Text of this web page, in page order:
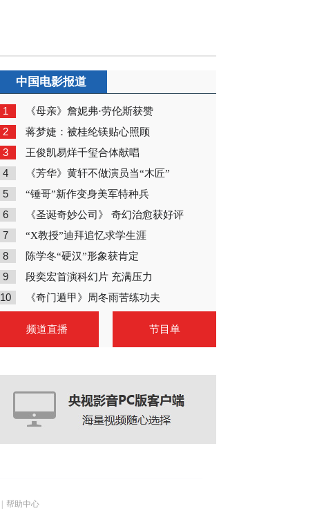
《领袖》 第28集 精彩看
点
2014-10-18 01:36:11
《领袖》 第29集 精彩看
点
2014-10-19 00:33:21
《领袖》 第31集 精彩看
点
2014-10-19 00:36:03
中国电影报道
1 《母亲》詹妮弗·劳伦斯获赞
2 蒋梦婕：被桂纶镁贴心照顾
3 王俊凯易烊千玺合体献唱
4 《芳华》黄轩不做演员当“木匠”
5 “锤哥”新作变身美军特种兵
6 《圣诞奇妙公司》 奇幻治愈获好评
7 “X教授”迪拜追忆求学生涯
8 陈学冬“硬汉”形象获肯定
9 段奕宏首演科幻片 充满压力
10 《奇门遁甲》周冬雨苦练功夫
频道直播 节目单
帮助中心